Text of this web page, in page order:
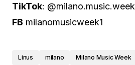
TikTok: @milano.music.week
FB milanomusicweek1
Linus milano
Milano Music Week